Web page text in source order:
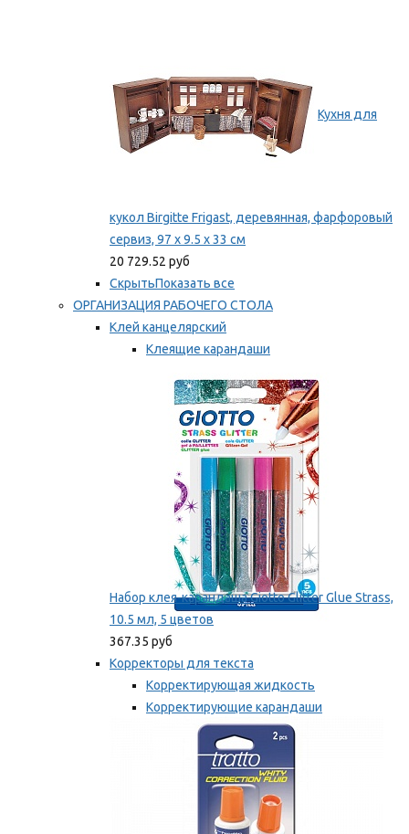
Кухня для
кукол Birgitte Frigast, деревянная, фарфоровый
сервиз, 97 x 9.5 x 33 см
20 729.52 руб
СкрытьПоказать все
ОРГАНИЗАЦИЯ РАБОЧЕГО СТОЛА
Клей канцелярский
Клеящие карандаши
Мы рекомендуем
Набор клея-карандаша Giotto Glitter Glue Strass,
10.5 мл, 5 цветов
367.35 руб
Корректоры для текста
Корректирующая жидкость
Корректирующие карандаши
Корректирующие ленты
Мы рекомендуем